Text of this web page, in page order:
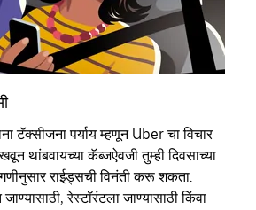
टॅक्सीजना पर्याय म्हणून Uber चा विचार
थांबवायच्या कॅब्जऐवजी तुम्ही दिवसाच्या
राईड्सची विनंती करू शकता.
रेस्टॉरंटला जाण्यासाठी किंवा